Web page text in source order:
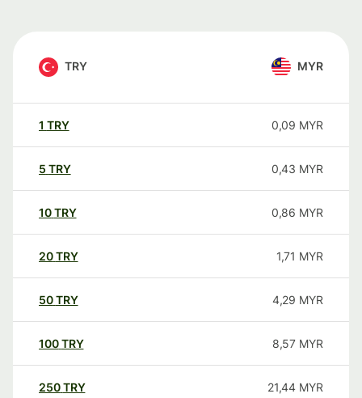
TRY MYR
1 TRY 0,09 MYR
5 TRY 0,43 MYR
10TRY 0,86 MYR
20TRY 1,71 MYR
50TRY 4,29 MYR
100TRY 8,57 MYR
250TRY 21,44 MYR